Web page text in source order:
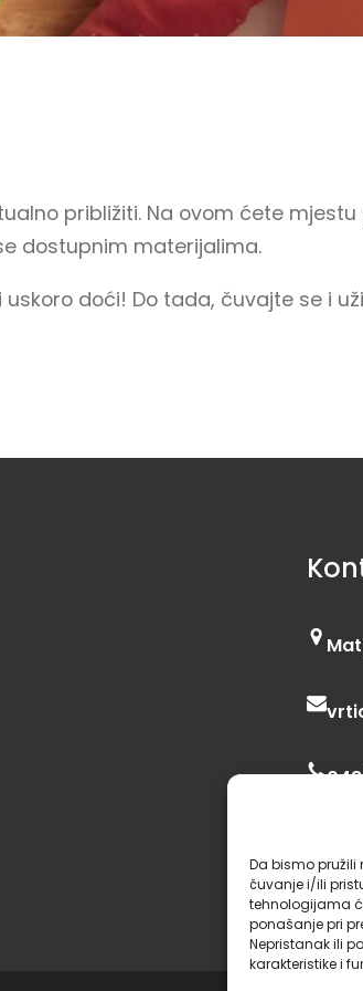
Da bismo pružili
čuvanje i/ili
tehnologijama
ponašanje pri
Nepristanak ili
karakteristike i
približiti. Na ovom ćete
dostupnim materijalima.
doći! Do tada, čuvajte se i